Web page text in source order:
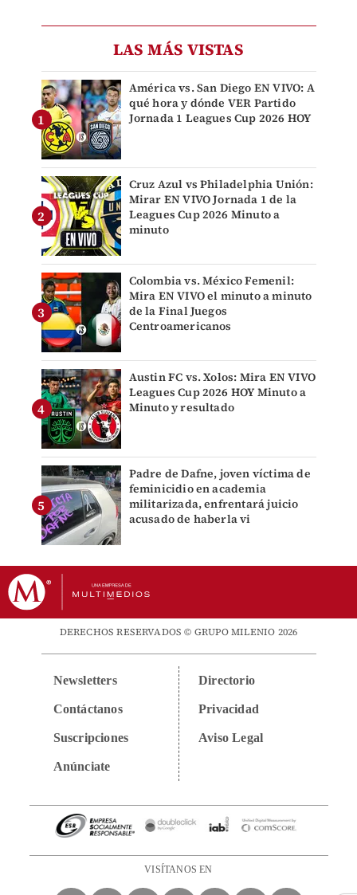
LAS MÁS VISTAS
América vs. San Diego EN VIVO: A
qué hora y dónde VER Partido
Jornada 1 Leagues Cup 2026 HOY
Cruz Azul vs Philadelphia Unión:
Mirar EN VIVO Jornada 1 de la
Leagues Cup 2026 Minuto a
minuto
Colombia vs. México Femenil:
Mira EN VIVO el minuto a minuto
de la Final Juegos
Centroamericanos
Austin FC vs. Xolos: Mira EN VIVO
Leagues Cup 2026 HOY Minuto a
Minuto y resultado
Padre de Dafne, joven víctima de
feminicidio en academia
militarizada, enfrentará juicio
acusado de haberla vi
DERECHOS RESERVADOS © GRUPO MILENIO 2026
Newsletters
Contáctanos
Suscripciones
Anúnciate
Directorio
Privacidad
Aviso Legal
VISÍTANOS EN